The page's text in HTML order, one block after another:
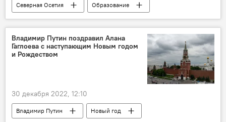
Северная Осетия
Образование
Общество
Новости
Моздокский район Северной Осетии
Владимир Путин поздравил Алана
Гаглоева с наступающим Новым годом
и Рождеством
30 декабря 2022, 12:10
Владимир Путин
Новый год